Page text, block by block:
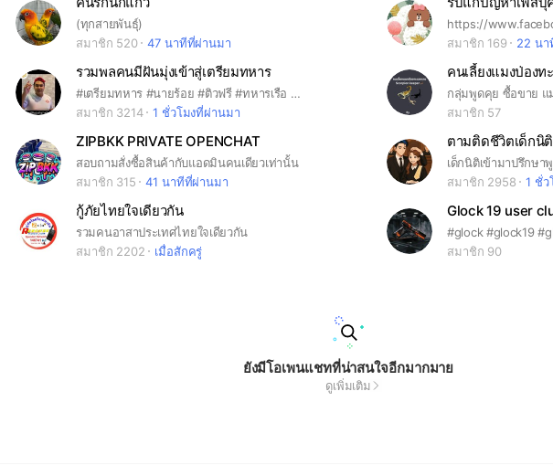
(ทุกสายพันธุ์)
สมาชิก 520
47 นาทีที่ผ่านมา
สมาชิก 169
22 นา
รวมพลคนมีฝันมุ่งเข้าสู่เตรียมทหาร
#เตรียมทหาร #นายร้อย #ติวฟรี #ทหารเรือ #ทหารอากาศ #นายสิบ
สมาชิก 3214
1 ชั่วโมงที่ผ่านมา
กลุ่มพูดคุย ซื้อขาย แ
สมาชิก 57
ZIPBKK PRIVATE OPENCHAT
สอบถามสั่งซื้อสินค้ากับแอดมินคนเดียวเท่านั้น
สมาชิก 315
41 นาทีที่ผ่านมา
ตามติดชีวิตเด็กนิ
เด็กนิติเข้ามาปรึกษ
สมาชิก 2958
1 ชั่ว
กู้ภัยไทยใจเดียวกัน
รวมคนอาสาประเทศไทยใจเดียวกัน
สมาชิก 2202
เมื่อสักครู่
Glock 19 user
#glock #glock19
สมาชิก 90
ยังมีโอเพนแชทที่น่าสนใจอีกมากมาย
ดูเพิ่มเติม